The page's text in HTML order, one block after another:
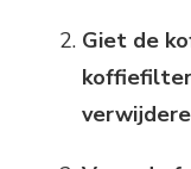
Giet de